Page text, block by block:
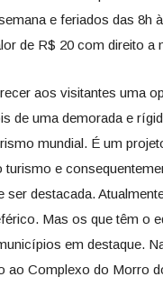
e feriados das 8h
de R$ 20 com direito a
aos visitantes uma
de uma demorada e
mundial. É um
turismo e
ser destacada.
Mas os que têm o
em destaque.
ao Complexo do Morro